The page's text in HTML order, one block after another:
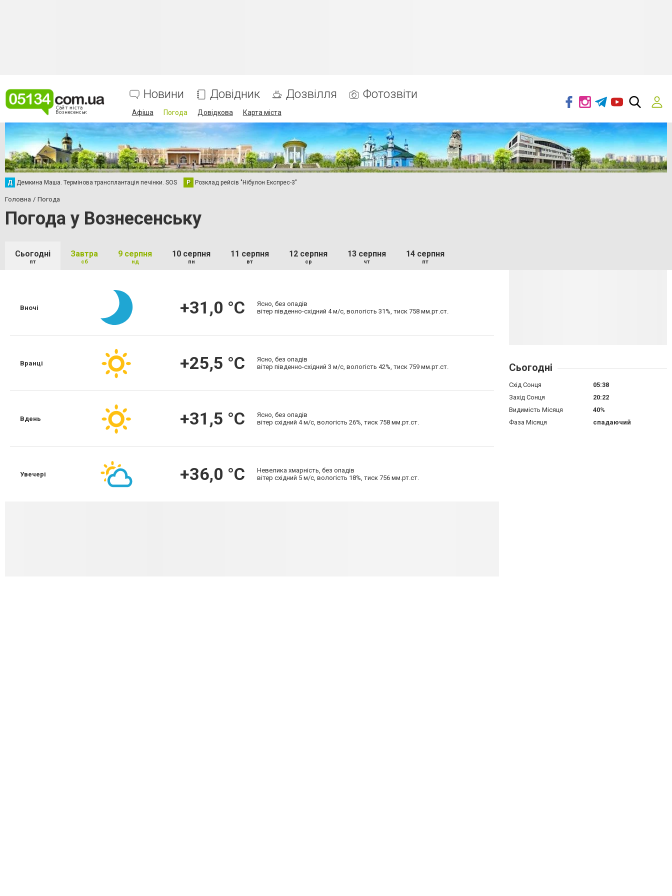
Новини Довідник Дозвілля Фотозвіти
Афіша Погода Довідкова Карта міста
Д Демкина Маша. Термінова трансплантація печінки. SOS Р Розклад рейсів "Нібулон Експрес-3"
Головна Погода
Погода у Вознесенську
Сьогодні
пт
Завтра
сб
9 серпня
нд
10 серпня
пн
11 серпня
вт
12 серпня
ср
13 серпня
чт
14 серпня
пт
Вночі +31,0 °С
Ясно, без опадів
вітер південно-східний 4 м/с, вологість 31%, тиск 758 мм.рт.ст.
Вранці +25,5 °С
Ясно, без опадів
вітер південно-східний 3 м/с, вологість 42%, тиск 759 мм.рт.ст.
Вдень +31,5 °С
Ясно, без опадів
вітер східний 4 м/с, вологість 26%, тиск 758 мм.рт.ст.
Увечері +36,0 °С
Невелика хмарність, без опадів
вітер східний 5 м/с, вологість 18%, тиск 756 мм.рт.ст.
Сьогодні
Схід Сонця
05:38
Захід Сонця
20:22
Видимість Місяця
40%
Фаза Місяця
спадаючий